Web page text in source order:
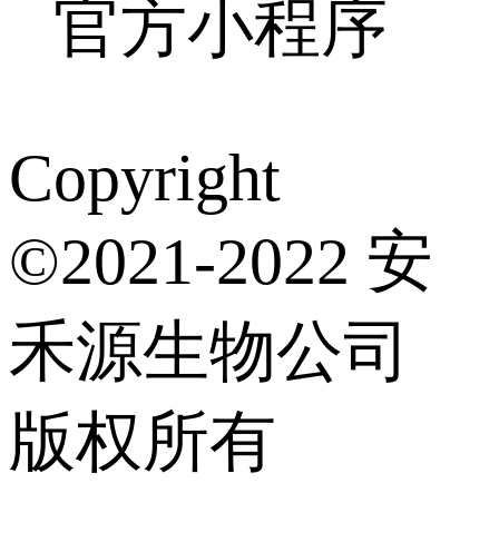
官方小程序
Copyright
©2021-2022 安
禾源生物公司
版权所有